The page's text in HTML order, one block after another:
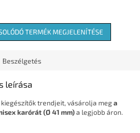
TERMÉK MEGJELENÍTÉSE
Beszélgetés
leírása
kiegészítők trendjeit, vásárolja mega
karórát (Ø 41 mm)a legjobb áron.